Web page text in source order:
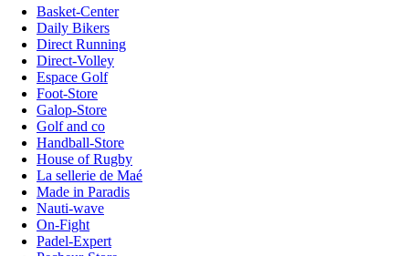
Basket-Center
Daily Bikers
Direct Running
Direct-Volley
Espace Golf
Foot-Store
Galop-Store
Golf and co
Handball-Store
House of Rugby
La sellerie de Maé
Made in Paradis
Nauti-wave
On-Fight
Padel-Expert